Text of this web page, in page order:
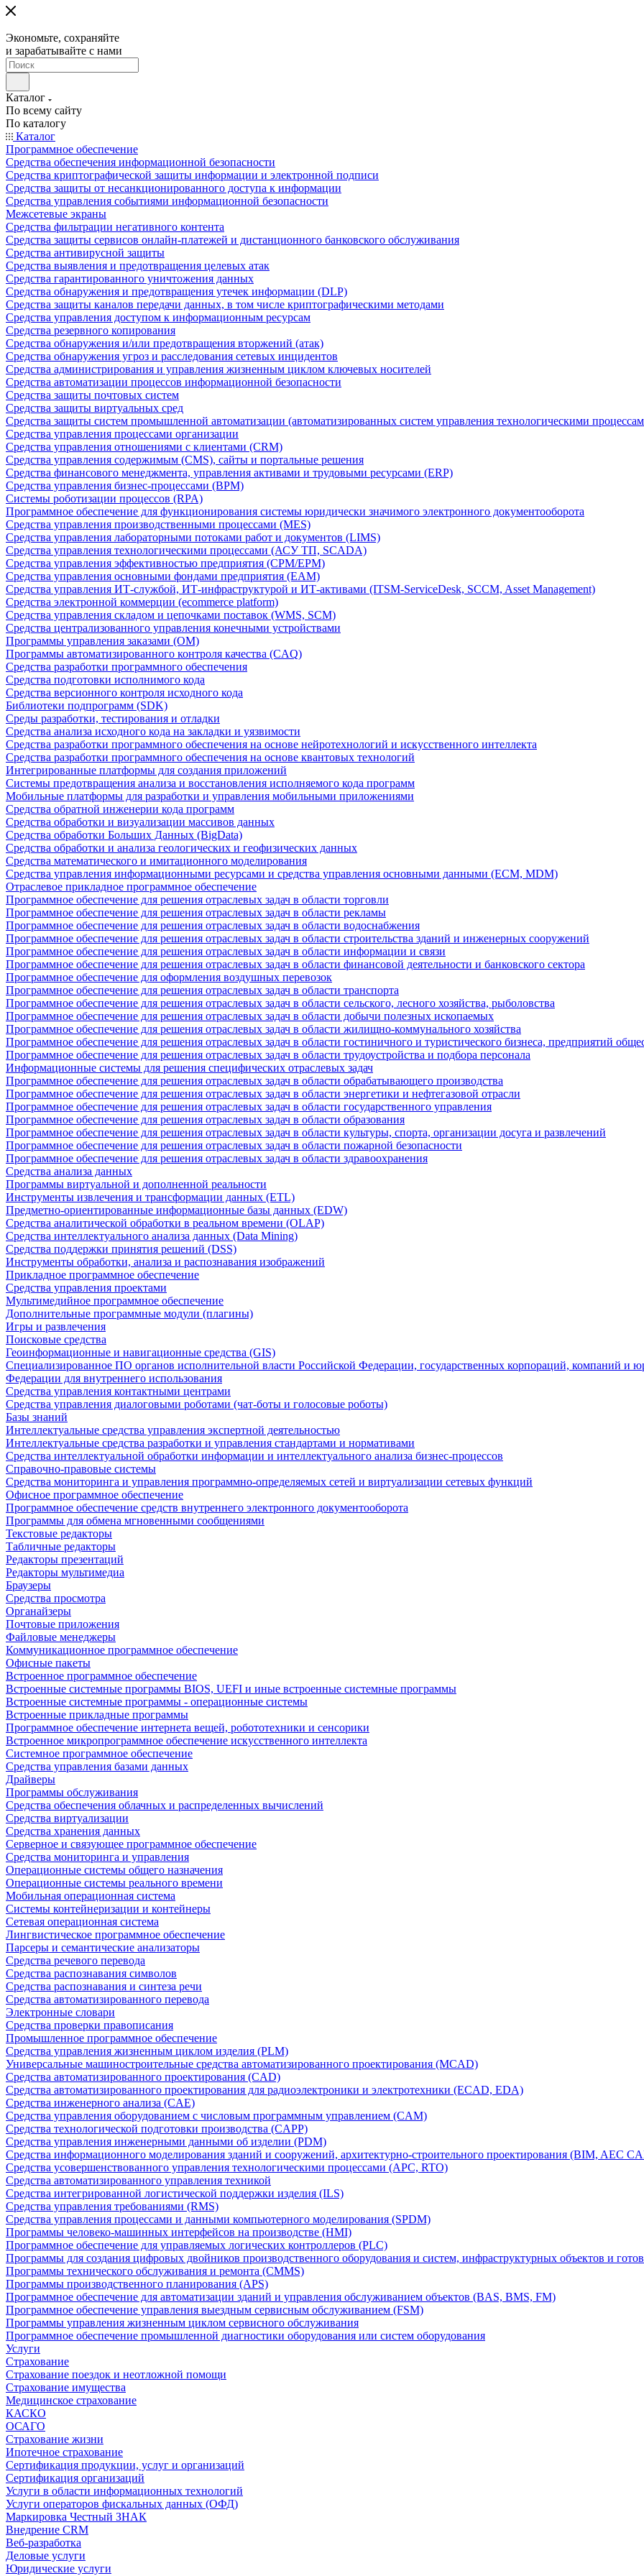
Экономьте, сохраняйте
и зарабатывайте с нами
Каталог
По всему сайту
По каталогу
Каталог
Программное обеспечение
Средства обеспечения информационной безопасности
Средства криптографической защиты информации и электронной подписи
Средства защиты от несанкционированного доступа к информации
Средства управления событиями информационной безопасности
Межсетевые экраны
Средства фильтрации негативного контента
Средства защиты сервисов онлайн-платежей и дистанционного банковского обслуживания
Средства антивирусной защиты
Средства выявления и предотвращения целевых атак
Средства гарантированного уничтожения данных
Средства обнаружения и предотвращения утечек информации (DLP)
Средства защиты каналов передачи данных, в том числе криптографическими методами
Средства управления доступом к информационным ресурсам
Средства резервного копирования
Средства обнаружения и/или предотвращения вторжений (атак)
Средства обнаружения угроз и расследования сетевых инцидентов
Средства администрирования и управления жизненным циклом ключевых носителей
Средства автоматизации процессов информационной безопасности
Средства защиты почтовых систем
Средства защиты виртуальных сред
Средства защиты систем промышленной автоматизации (автоматизированных систем управления технологическими
Средства управления процессами организации
Средства управления отношениями с клиентами (CRM)
Средства управления содержимым (CMS), сайты и портальные решения
Средства финансового менеджмента, управления активами и трудовыми ресурсами (ERP)
Средства управления бизнес-процессами (BPM)
Системы роботизации процессов (RPA)
Программное обеспечение для функционирования системы юридически значимого электронного документооборота
Средства управления производственными процессами (MES)
Средства управления лабораторными потоками работ и документов (LIMS)
Средства управления технологическими процессами (АСУ ТП, SCADA)
Средства управления эффективностью предприятия (CPM/EPM)
Средства управления основными фондами предприятия (EAM)
Средства управления ИТ-службой, ИТ-инфраструктурой и ИТ-активами (ITSM-ServiceDesk, SCCM, Asset Management)
Средства электронной коммерции (ecommerce platform)
Средства управления складом и цепочками поставок (WMS, SCM)
Средства централизованного управления конечными устройствами
Программы управления заказами (OM)
Программы автоматизированного контроля качества (CAQ)
Средства разработки программного обеспечения
Средства подготовки исполнимого кода
Средства версионного контроля исходного кода
Библиотеки подпрограмм (SDK)
Среды разработки, тестирования и отладки
Средства анализа исходного кода на закладки и уязвимости
Средства разработки программного обеспечения на основе нейротехнологий и искусственного интеллекта
Средства разработки программного обеспечения на основе квантовых технологий
Интегрированные платформы для создания приложений
Системы предотвращения анализа и восстановления исполняемого кода программ
Мобильные платформы для разработки и управления мобильными приложениями
Средства обратной инженерии кода программ
Средства обработки и визуализации массивов данных
Средства обработки Больших Данных (BigData)
Средства обработки и анализа геологических и геофизических данных
Средства математического и имитационного моделирования
Средства управления информационными ресурсами и средства управления основными данными (ECM, MDM)
Отраслевое прикладное программное обеспечение
Программное обеспечение для решения отраслевых задач в области торговли
Программное обеспечение для решения отраслевых задач в области рекламы
Программное обеспечение для решения отраслевых задач в области водоснабжения
Программное обеспечение для решения отраслевых задач в области строительства зданий и инженерных сооружений
Программное обеспечение для решения отраслевых задач в области информации и связи
Программное обеспечение для решения отраслевых задач в области финансовой деятельности и банковского сектора
Программное обеспечение для оформления воздушных перевозок
Программное обеспечение для решения отраслевых задач в области транспорта
Программное обеспечение для решения отраслевых задач в области сельского, лесного хозяйства, рыболовства
Программное обеспечение для решения отраслевых задач в области добычи полезных ископаемых
Программное обеспечение для решения отраслевых задач в области жилищно-коммунального хозяйства
Программное обеспечение для решения отраслевых задач в области гостиничного и туристического бизнеса, предприятий
Программное обеспечение для решения отраслевых задач в области трудоустройства и подбора персонала
Информационные системы для решения специфических отраслевых задач
Программное обеспечение для решения отраслевых задач в области обрабатывающего производства
Программное обеспечение для решения отраслевых задач в области энергетики и нефтегазовой отрасли
Программное обеспечение для решения отраслевых задач в области государственного управления
Программное обеспечение для решения отраслевых задач в области образования
Программное обеспечение для решения отраслевых задач в области культуры, спорта, организации досуга и развлечений
Программное обеспечение для решения отраслевых задач в области пожарной безопасности
Программное обеспечение для решения отраслевых задач в области здравоохранения
Средства анализа данных
Программы виртуальной и дополненной реальности
Инструменты извлечения и трансформации данных (ETL)
Предметно-ориентированные информационные базы данных (EDW)
Средства аналитической обработки в реальном времени (OLAP)
Средства интеллектуального анализа данных (Data Mining)
Средства поддержки принятия решений (DSS)
Инструменты обработки, анализа и распознавания изображений
Прикладное программное обеспечение
Средства управления проектами
Мультимедийное программное обеспечение
Дополнительные программные модули (плагины)
Игры и развлечения
Поисковые средства
Геоинформационные и навигационные средства (GIS)
Специализированное ПО органов исполнительной власти Российской Федерации, государственных корпораций, компаний и
Федерации для внутреннего использования
Средства управления контактными центрами
Средства управления диалоговыми роботами (чат-боты и голосовые роботы)
Базы знаний
Интеллектуальные средства управления экспертной деятельностью
Интеллектуальные средства разработки и управления стандартами и нормативами
Средства интеллектуальной обработки информации и интеллектуального анализа бизнес-процессов
Справочно-правовые системы
Средства мониторинга и управления программно-определяемых сетей и виртуализации сетевых функций
Офисное программное обеспечение
Программное обеспечение средств внутреннего электронного документооборота
Программы для обмена мгновенными сообщениями
Текстовые редакторы
Табличные редакторы
Редакторы презентаций
Редакторы мультимедиа
Браузеры
Средства просмотра
Органайзеры
Почтовые приложения
Файловые менеджеры
Коммуникационное программное обеспечение
Офисные пакеты
Встроенное программное обеспечение
Встроенные системные программы BIOS, UEFI и иные встроенные системные программы
Встроенные системные программы - операционные системы
Встроенные прикладные программы
Программное обеспечение интернета вещей, робототехники и сенсорики
Встроенное микропрограммное обеспечение искусственного интеллекта
Системное программное обеспечение
Средства управления базами данных
Драйверы
Программы обслуживания
Средства обеспечения облачных и распределенных вычислений
Средства виртуализации
Средства хранения данных
Серверное и связующее программное обеспечение
Средства мониторинга и управления
Операционные системы общего назначения
Операционные системы реального времени
Мобильная операционная система
Системы контейнеризации и контейнеры
Сетевая операционная система
Лингвистическое программное обеспечение
Парсеры и семантические анализаторы
Средства речевого перевода
Средства распознавания символов
Средства распознавания и синтеза речи
Средства автоматизированного перевода
Электронные словари
Средства проверки правописания
Промышленное программное обеспечение
Средства управления жизненным циклом изделия (PLM)
Универсальные машиностроительные средства автоматизированного проектирования (MCAD)
Средства автоматизированного проектирования (CAD)
Средства автоматизированного проектирования для радиоэлектроники и электротехники (ECAD, EDA)
Средства инженерного анализа (CAE)
Средства управления оборудованием с числовым программным управлением (CAM)
Средства технологической подготовки производства (CAPP)
Средства управления инженерными данными об изделии (PDM)
Средства информационного моделирования зданий и сооружений, архитектурно-строительного проектирования (BIM, AEC
Средства усовершенствованного управления технологическими процессами (APC, RTO)
Средства автоматизированного управления техникой
Средства интегрированной логистической поддержки изделия (ILS)
Средства управления требованиями (RMS)
Средства управления процессами и данными компьютерного моделирования (SPDM)
Программы человеко-машинных интерфейсов на производстве (HMI)
Программное обеспечение для управляемых логических контроллеров (PLC)
Программы для создания цифровых двойников производственного оборудования и систем, инфраструктурных объектов и
Программы технического обслуживания и ремонта (CMMS)
Программы производственного планирования (APS)
Программное обеспечение для автоматизации зданий и управления обслуживанием объектов (BAS, BMS, FM)
Программное обеспечение управления выездным сервисным обслуживанием (FSM)
Программы управления жизненным циклом сервисного обслуживания
Программное обеспечение промышленной диагностики оборудования или систем оборудования
Услуги
Страхование
Страхование поездок и неотложной помощи
Страхование имущества
Медицинское страхование
КАСКО
ОСАГО
Страхование жизни
Ипотечное страхование
Сертификация продукции, услуг и организаций
Сертификация организаций
Услуги в области информационных технологий
Услуги операторов фискальных данных (ОФД)
Маркировка Честный ЗНАК
Внедрение CRM
Веб-разработка
Деловые услуги
Юридические услуги